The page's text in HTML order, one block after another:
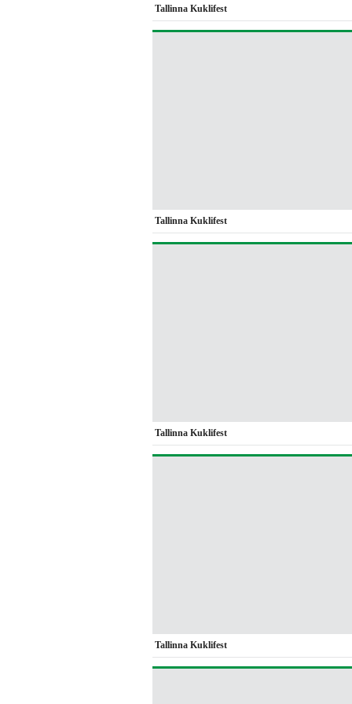
Tallinna Kuklifest
Tallinna Kuklifest
Tallinna Kuklifest
Tallinna Kuklifest